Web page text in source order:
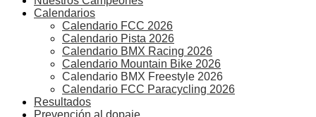
Calendarios
Calendario FCC 2026
Calendario Pista 2026
Calendario BMX Racing 2026
Calendario Mountain Bike 2026
Calendario BMX Freestyle 2026
Calendario FCC Paracycling 2026
Resultados
Prevención al dopaje